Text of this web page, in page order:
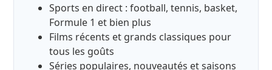
Sports en direct : football, tennis, basket,
Formule 1 et bien plus
Films récents et grands classiques pour
tous les goûts
Séries populaires, nouveautés et saisons